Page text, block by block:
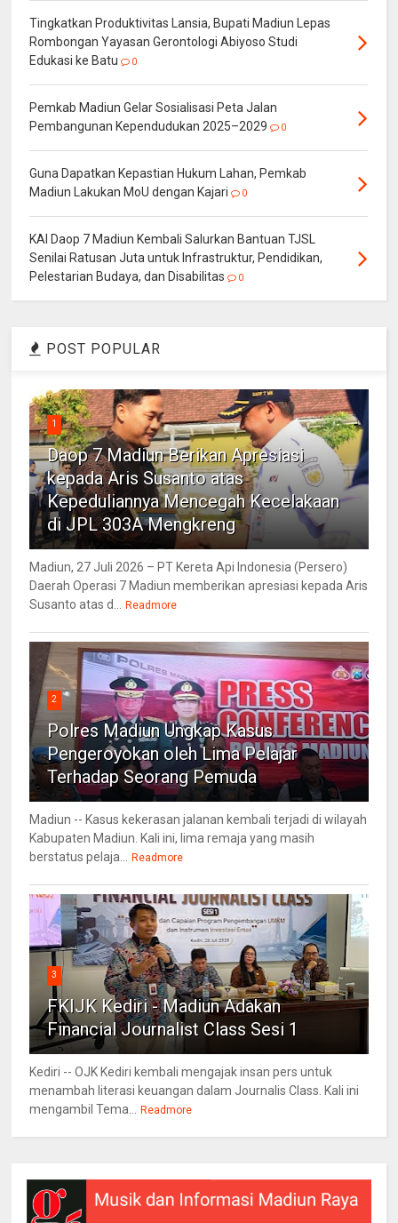
Tingkatkan Produktivitas Lansia, Bupati Madiun Lepas
Rombongan Yayasan Gerontologi Abiyoso Studi
Edukasi ke Batu
0
Pemkab Madiun Gelar Sosialisasi Peta Jalan
Pembangunan Kependudukan 2025–2029
0
Guna Dapatkan Kepastian Hukum Lahan, Pemkab
Madiun Lakukan MoU dengan Kajari
0
KAI Daop 7 Madiun Kembali Salurkan Bantuan TJSL
Senilai Ratusan Juta untuk Infrastruktur, Pendidikan,
Pelestarian Budaya, dan Disabilitas
0
POST POPULAR
1
Daop 7 Madiun Berikan Apresiasi
kepada Aris Susanto atas
Kepeduliannya Mencegah Kecelakaan
di JPL 303A Mengkreng
Madiun, 27 Juli 2026 – PT Kereta Api Indonesia (Persero)
Daerah Operasi 7 Madiun memberikan apresiasi kepada Aris
Susanto atas d...
Readmore
2
Polres Madiun Ungkap Kasus
Pengeroyokan oleh Lima Pelajar
Terhadap Seorang Pemuda
Madiun -- Kasus kekerasan jalanan kembali terjadi di wilayah
Kabupaten Madiun. Kali ini, lima remaja yang masih
berstatus pelaja...
Readmore
3
FKIJK Kediri - Madiun Adakan
Financial Journalist Class Sesi 1
Kediri -- OJK Kediri kembali mengajak insan pers untuk
menambah literasi keuangan dalam Journalis Class. Kali ini
mengambil Tema...
Readmore